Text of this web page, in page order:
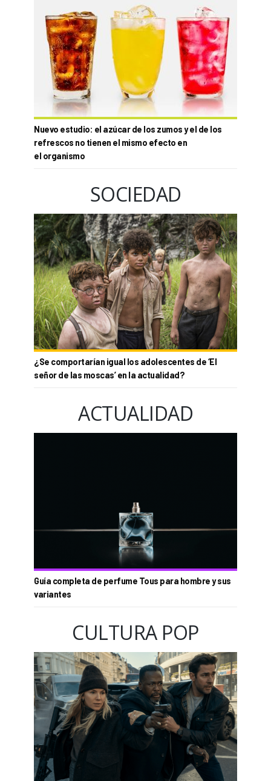
Nuevo estudio: el azúcar de los zumos y el de los
refrescos no tienen el mismo efecto en
el organismo
SOCIEDAD
¿Se comportarían igual los adolescentes de ‘El
señor de las moscas’ en la actualidad?
ACTUALIDAD
Guía completa de perfume Tous para hombre y sus
variantes
CULTURA POP